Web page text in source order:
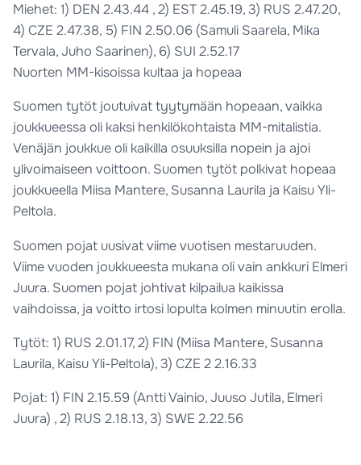
Miehet: 1) DEN 2.43.44 , 2) EST 2.45.19, 3) RUS 2.47.20,
4) CZE 2.47.38, 5) FIN 2.50.06 (Samuli Saarela, Mika
Tervala, Juho Saarinen), 6) SUI 2.52.17
Nuorten MM-kisoissa kultaa ja hopeaa
Suomen tytöt joutuivat tyytymään hopeaan, vaikka
joukkueessa oli kaksi henkilökohtaista MM-mitalistia.
Venäjän joukkue oli kaikilla osuuksilla nopein ja ajoi
ylivoimaiseen voittoon. Suomen tytöt polkivat hopeaa
joukkueella Miisa Mantere, Susanna Laurila ja Kaisu Yli-
Peltola.
Suomen pojat uusivat viime vuotisen mestaruuden.
Viime vuoden joukkueesta mukana oli vain ankkuri Elmeri
Juura. Suomen pojat johtivat kilpailua kaikissa
vaihdoissa, ja voitto irtosi lopulta kolmen minuutin erolla.
Tytöt: 1) RUS 2.01.17, 2) FIN (Miisa Mantere, Susanna
Laurila, Kaisu Yli-Peltola), 3) CZE 2 2.16.33
Pojat: 1) FIN 2.15.59 (Antti Vainio, Juuso Jutila, Elmeri
Juura) , 2) RUS 2.18.13, 3) SWE 2.22.56